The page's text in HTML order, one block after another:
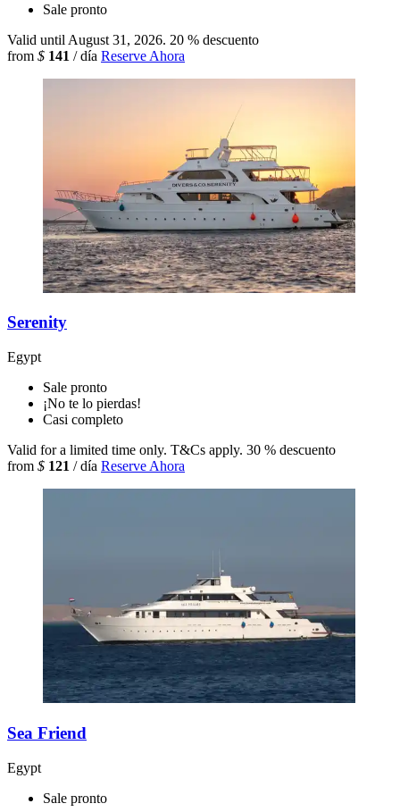
Sale pronto
Valid until August 31, 2026. 20 % descuento
from $ 141 / día Reserve Ahora
Serenity
Egypt
Sale pronto
¡No te lo pierdas!
Casi completo
Valid for a limited time only. T&Cs apply. 30 % descuento
from $ 121 / día Reserve Ahora
Sea Friend
Egypt
Sale pronto